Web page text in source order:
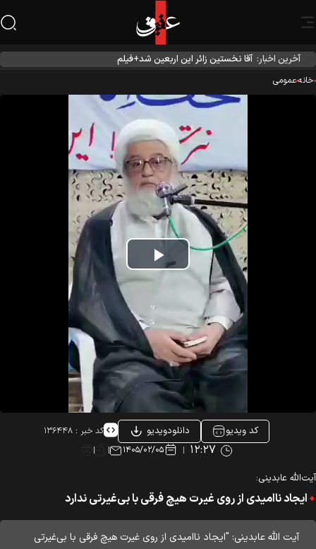
آخرین اخبار: آقا نخستین زائر این اربعین شد+فیلم
عمومی
Play
Video
کد ویدیو دانلودویدیو کد خبر : ۱۳۶۴۴۸
۱۲:۲۷ ۱۴۰۵/۰۲/۰۵
عابدینی:
ایجاد ناامیدی از روی غیرت هیچ فرقی با بی‌غیرتی ندارد
آیت الله عابدینی: "ایجاد ناامیدی از روی غیرت هیچ فرقی با بی‌غیرتی